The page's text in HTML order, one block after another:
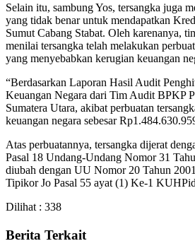
Selain itu, sambung Yos, tersangka juga
yang tidak benar untuk mendapatkan
Sumut Cabang Stabat. Oleh karenanya,
menilai tersangka telah melakukan
yang menyebabkan kerugian keuangan
“Berdasarkan Laporan Hasil Audit
Keuangan Negara dari Tim Audit BPKP
Sumatera Utara, akibat perbuatan
keuangan negara sebesar
Atas perbuatannya, tersangka dijerat
Pasal 18 Undang-Undang Nomor 31
diubah dengan UU Nomor 20 Tahun
Tipikor Jo Pasal 55 ayat (1) Ke-1
Dilihat : 338
Berita Terkait